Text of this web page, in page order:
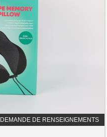
DEMANDE DE RENSEIGNEMENTS